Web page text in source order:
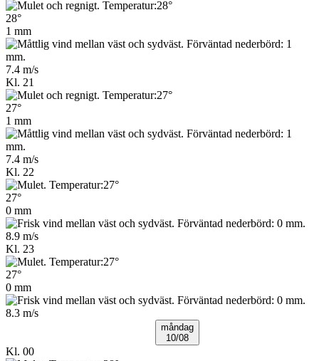
28°
1 mm
7.4 m/s
Kl. 21
27°
1 mm
7.4 m/s
Kl. 22
27°
0 mm
8.9 m/s
Kl. 23
27°
0 mm
8.3 m/s
måndag
10/08
Kl. 00